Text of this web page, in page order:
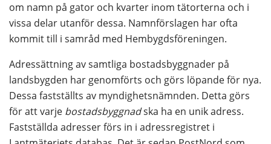
om namn på gator och kvarter inom tätorterna och i
vissa delar utanför dessa. Namnförslagen har ofta
kommit till i samråd med Hembygdsföreningen.
Adressättning av samtliga bostadsbyggnader på
landsbygden har genomförts och görs löpande för nya.
Dessa fastställts av myndighetsnämnden. Detta görs
för att varje bostadsbyggnad ska ha en unik adress.
Fastställda adresser förs in i adressregistret i